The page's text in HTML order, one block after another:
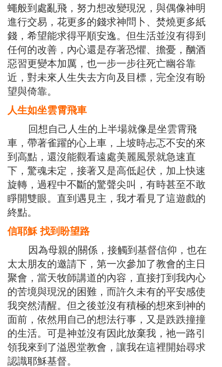
蠅般到處亂飛，努力想改變現況，與偶像神明
進行交易，花更多的錢求神問卜、焚燒更多紙
錢，希望能求得平順安逸。但生活並沒有得到
任何的改善，內心還是存著恐懼、擔憂，酗酒
惡習更變本加厲，也一步一步往死亡幽谷靠
近，對未來人生失去方向及目標，完全沒有盼
望與倚靠。
人生如坐雲霄飛車
回想自己人生的上半場就像是坐雲霄飛
車，帶著雀躍的心上車，上坡時忐忑不安的來
到高點，還沒能觀看遠處美麗風景就急速直
下，驚魂未定，接著又是高低起伏，加上快速
旋轉，過程中不斷的驚聲尖叫，有時甚至不敢
睜開雙眼。直到遇見主，我才看見了這遊戲的
終點。
信耶穌 找到盼望路
因為母親的關係，接觸到基督信仰，也在
太太朋友的邀請下，第一次參加了教會的主日
聚會，當天牧師講道的內容，直接打到我內心
的苦境與現況的困難，而許久未有的平安感使
我突然清醒。但之後並沒有積極的想來到神的
面前，依然用自己的想法行事，又是跌跌撞撞
的生活。可是神並沒有因此放棄我，祂一路引
領我來到了溢恩堂教會，讓我在這裡開始尋求
認識耶穌基督。